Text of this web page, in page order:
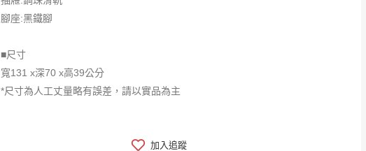
腳座:黑鐵腳
■尺寸
寬131 x深70 x高39公分
*尺寸為人工丈量略有誤差，請以實品為主
加入追蹤